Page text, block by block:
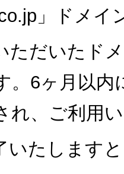
」ドメイ
ただいたド
。6ヶ月以
れ、ご利用
いたします